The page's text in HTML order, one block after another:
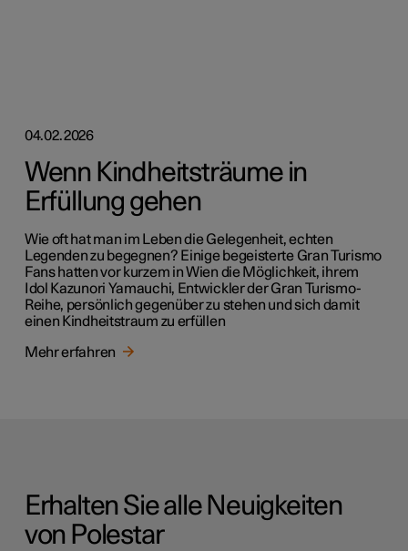
04.02.2026
Wenn Kindheitsträume in
Erfüllung gehen
Wie oft hat man im Leben die Gelegenheit, echten
Legenden zu begegnen? Einige begeisterte Gran Turismo
Fans hatten vor kurzem in Wien die Möglichkeit, ihrem
Idol Kazunori Yamauchi, Entwickler der Gran Turismo-
Reihe, persönlich gegenüber zu stehen und sich damit
einen Kindheitstraum zu erfüllen
Mehr erfahren
Erhalten Sie alle Neuigkeiten
von Polestar